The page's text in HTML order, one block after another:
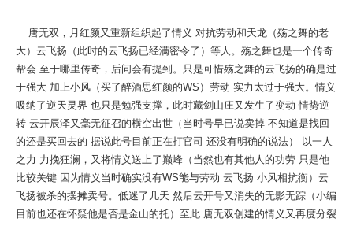
唐无双，月红颜又重新组织起了情义 对抗劳动和天龙（殇之舞的老
大）云飞扬（此时的云飞扬已经满密令了）等人。殇之舞也是一个传奇
帮会 至于哪里传奇，后问会有提到。只是可惜殇之舞的云飞扬的确是过
于强大 加上小风（买了醉酒思红颜的WS）劳动 实力太过于强大。情义
吸纳了逆天灵界 也只是勉强支撑，此时藏剑山庄又发生了变动 情势逆
转 云开辰泽又毫无征召的横空出世（当时号早已说卖掉 不知道是找回
的还是买回去的 据说此号目前正在打官司 还没有明确的说法） 以一人
之力 力挽狂澜，又将情义送上了巅峰（当然也有其他人的功劳 只是他
比较关键 因为情义当时确实没有WS能与劳动 云飞扬 小风相抗衡）云
飞扬被杀的摆摊卖号。低迷了几天 然后云开号又消失的无影无踪（小编
目前也还在怀疑他是否是金山的托）至此 唐无双创建的情义又再度分裂